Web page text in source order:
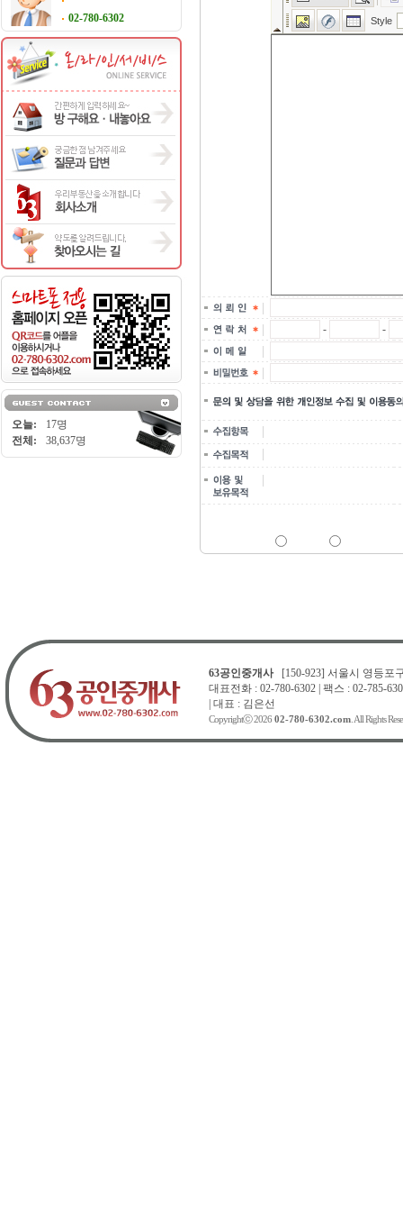
02-780-6302
오늘:
17명
전체:
38,637명
- -
63공인중개사[150-923] 서울시 영등포
대표전화 : 02-780-6302 | 팩스 : 02-785-
| 대표 : 김은선
Copyrightⓒ 2026 02-780-6302.com. All Rights